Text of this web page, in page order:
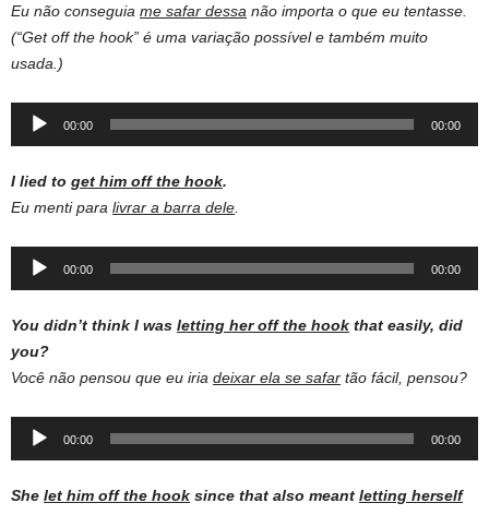
Eu não conseguia me safar dessa não importa o que eu tentasse.
(“Get off the hook” é uma variação possível e também muito
usada.)
Audio
00:00 00:00
I lied to get him off the hook.
Eu menti para livrar a barra dele
Audio
00:00 00:00
You didn’t think I was letting her off the hook that easily, did
you?
Você não pensou que eu iria deixar ela se safar tão fácil, pensou?
Audio
00:00 00:00
She let him off the hook since that also meant letting herself